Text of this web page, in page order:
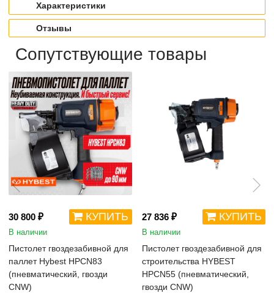
Характеристики
Отзывы
Сопутствующие товары
30 800 ₽ КУПИТЬ
В наличии
Пистолет гвоздезабивной для
паллет Hybest HPCN83
(пневматический, гвозди
CNW)
27 836 ₽ КУПИТЬ
В наличии
Пистолет гвоздезабивной для
строительства HYBEST
HPCN55 (пневматический,
гвозди CNW)